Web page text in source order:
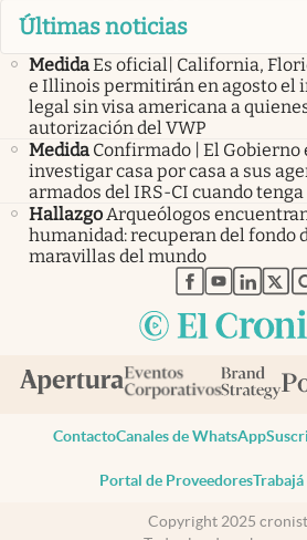
Últimas noticias
MedidaEs oficial| California,
e Illinois permitirán en agosto el
legal sin visa americana a
autorización del VWP
Medida Confirmado | El Gobierno
investigar casa por casa a sus
armados del IRS-CI cuando
HallazgoArqueólogos
humanidad: recuperan del fondo
maravillas del mundo
abre enabre en
abre
ContactoCanales de WhatsApp
Portal de Proveedores
Copyright 2025